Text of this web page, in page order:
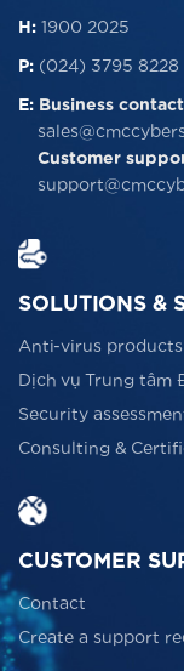
H: 1900 2025
P: (024) 3795 8228
E: Business
Customer
SOLUTIONS &
Anti-virus
Dịch vụ Trung tâm
Security
Consulting &
CUSTOMER
Contact
Create a support